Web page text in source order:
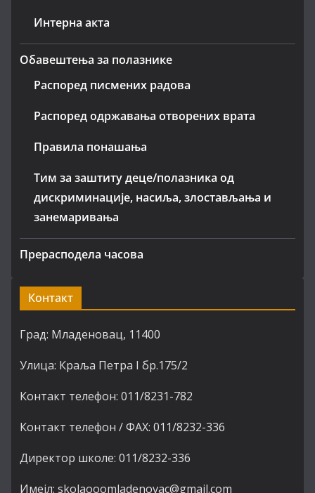
Интерна акта
Обавештења за полазнике
Распоред писмених радова
Распоред одржавања отворених врата
Правила понашања
Тим за заштиту деце/полазника од
дискриминације, насиља, злостављања и
занемаривања
Прерасподела часова
Контакт
Град: Младеновац, 11400
Улица: Краља Петра I бр.175/2
Контакт телефон: 011/8231-782
Контакт телефон / ФАХ: 011/8232-336
Директор школе: 011/8232-336
Имејл: skolaooomladenovac@gmail.com